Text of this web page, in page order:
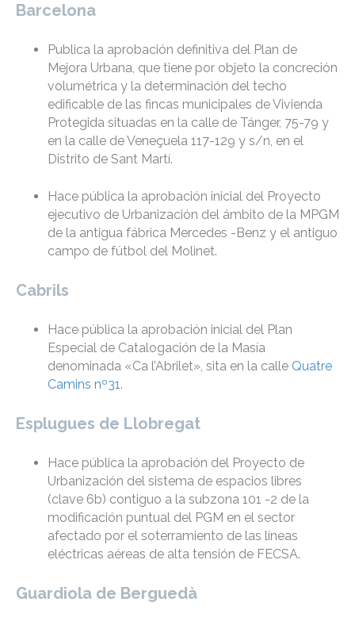
Barcelona
Publica la aprobación definitiva del Plan de
Mejora Urbana, que tiene por objeto la concreción
volumétrica y la determinación del techo
edificable de las fincas municipales de Vivienda
Protegida situadas en la calle de Tánger, 75-79 y
en la calle de Veneçuela 117-129 y s/n, en el
Distrito de Sant Martí.
Hace pública la aprobación inicial del Proyecto
ejecutivo de Urbanización del ámbito de la MPGM
de la antigua fábrica Mercedes -Benz y el antiguo
campo de fútbol del Molinet.
Cabrils
Hace pública la aprobación inicial del Plan
Especial de Catalogación de la Masía
denominada «Ca l’Abrilet», sita en la calle Quatre
Camins nº31.
Esplugues de Llobregat
Hace pública la aprobación del Proyecto de
Urbanización del sistema de espacios libres
(clave 6b) contiguo a la subzona 101 -2 de la
modificación puntual del PGM en el sector
afectado por el soterramiento de las líneas
eléctricas aéreas de alta tensión de FECSA.
Guardiola de Berguedà